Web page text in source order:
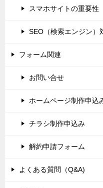
スマホサイトの重要性
SEO（検索エンジン）
フォーム関連
お問い合せ
ホームページ制作申込
チラシ制作申込み
解約申請フォーム
よくある質問（Q&A)